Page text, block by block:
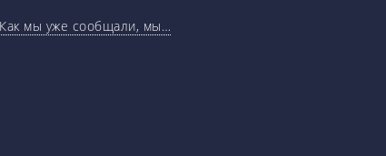
мы уже сообщали, мы…